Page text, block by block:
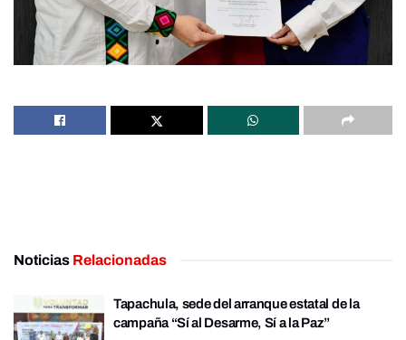
Noticias Relacionadas
Tapachula, sede del arranque estatal de la
campaña “Sí al Desarme, Sí a la Paz”